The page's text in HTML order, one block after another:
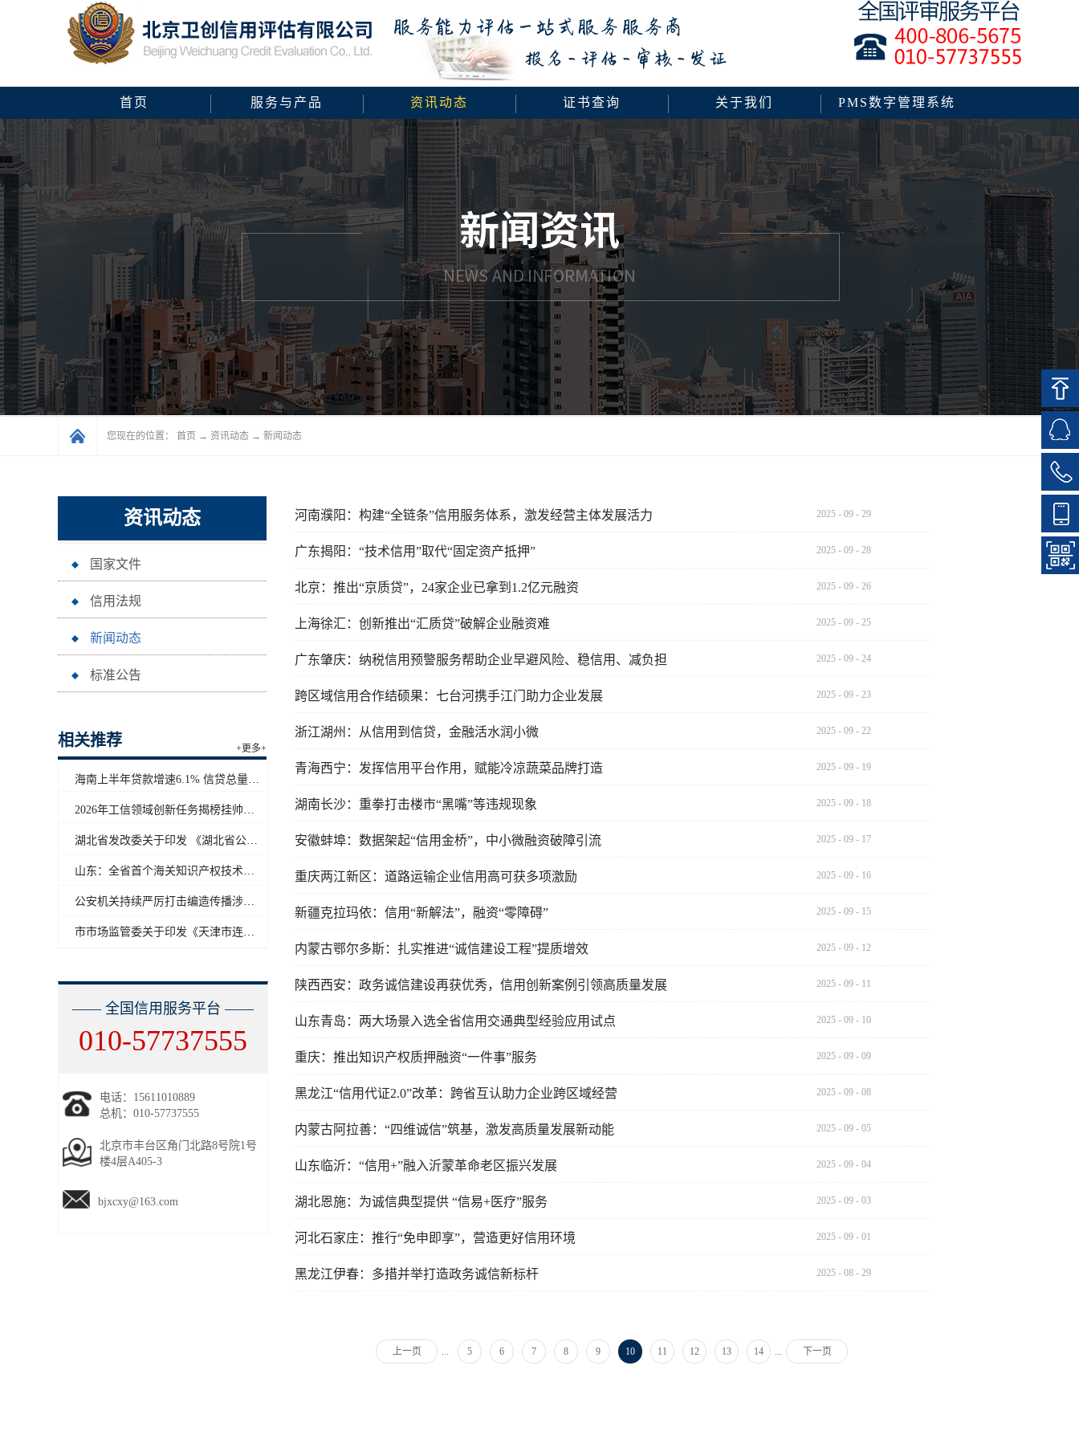
首页 服务与产品 资讯动态 证书查询 关于我们 PMS数字管理系统
您现在的位置： 首页 → 资讯动态 → 新闻动态
资讯动态
国家文件
信用法规
新闻动态
标准公告
相关推荐 +更多+
海南上半年贷款增速6.1% 信贷总量保持合理平稳增长
2026年工信领域创新任务揭榜挂帅工作启动
湖北省发改委关于印发 《湖北省公共信用信息目录（2026年版）》的通知
山东：全省首个海关知识产权技术调查官制度落地济南自贸片区
公安机关持续严厉打击编造传播涉汛涉灾网络谣言
市市场监管委关于印发《天津市连锁企业食品经营许可“先证后核”信用承诺审批实施办法》的通知
—— 全国信用服务平台 ——
010-57737555
电话：15611010889
总机：010-57737555
北京市丰台区角门北路8号院1号
楼4层A405-3
bjxcxy@163.com
河南濮阳：构建“全链条”信用服务体系，激发经营主体发展活力 2025 - 09 - 29
广东揭阳：“技术信用”取代“固定资产抵押” 2025 - 09 - 28
北京：推出“京质贷”，24家企业已拿到1.2亿元融资 2025 - 09 - 26
上海徐汇：创新推出“汇质贷”破解企业融资难 2025 - 09 - 25
广东肇庆：纳税信用预警服务帮助企业早避风险、稳信用、减负担 2025 - 09 - 24
跨区域信用合作结硕果：七台河携手江门助力企业发展 2025 - 09 - 23
浙江湖州：从信用到信贷，金融活水润小微 2025 - 09 - 22
青海西宁：发挥信用平台作用，赋能冷凉蔬菜品牌打造 2025 - 09 - 19
湖南长沙：重拳打击楼市“黑嘴”等违规现象 2025 - 09 - 18
安徽蚌埠：数据架起“信用金桥”，中小微融资破障引流 2025 - 09 - 17
重庆两江新区：道路运输企业信用高可获多项激励 2025 - 09 - 16
新疆克拉玛依：信用“新解法”，融资“零障碍” 2025 - 09 - 15
内蒙古鄂尔多斯：扎实推进“诚信建设工程”提质增效 2025 - 09 - 12
陕西西安：政务诚信建设再获优秀，信用创新案例引领高质量发展 2025 - 09 - 11
山东青岛：两大场景入选全省信用交通典型经验应用试点 2025 - 09 - 10
重庆：推出知识产权质押融资“一件事”服务 2025 - 09 - 09
黑龙江“信用代证2.0”改革：跨省互认助力企业跨区域经营 2025 - 09 - 08
内蒙古阿拉善：“四维诚信”筑基，激发高质量发展新动能 2025 - 09 - 05
山东临沂：“信用+”融入沂蒙革命老区振兴发展 2025 - 09 - 04
湖北恩施：为诚信典型提供 “信易+医疗”服务 2025 - 09 - 03
河北石家庄：推行“免申即享”，营造更好信用环境 2025 - 09 - 01
黑龙江伊春：多措并举打造政务诚信新标杆 2025 - 08 - 29
上一页 5 6 7 8 9 10 11 12 13 14 下一页